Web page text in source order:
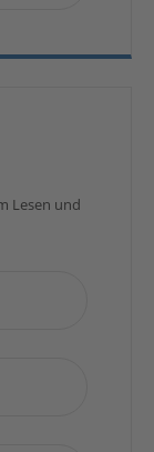
Lesen und